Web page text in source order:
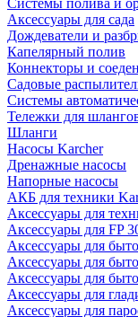
Системы полива и
Аксессуары для сада
Дождеватели и
Капелярный полив
Коннекторы и
Садовые
Системы
Тележки для
Шланги
Насосы Karcher
Дренажные насосы
Напорные насосы
АКБ для техники
Аксессуары для
Аксессуары для FP
Аксессуары для
Аксессуары для
Аксессуары для
Аксессуары для
Аксессуары для